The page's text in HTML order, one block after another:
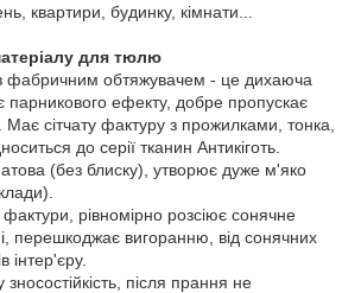
квартири, будинку, кімнати...
для тюлю
фабричним обтяжувачем - це дихаюча
парникового ефекту, добре пропускає
Має сітчату фактуру з прожилками, тонка,
до серії тканин Антикіготь.
(без блиску), утворює дуже м'яко
фактури, рівномірно розсіює сонячне
перешкоджає вигоранню, від сонячних
інтер'єру.
після прання не